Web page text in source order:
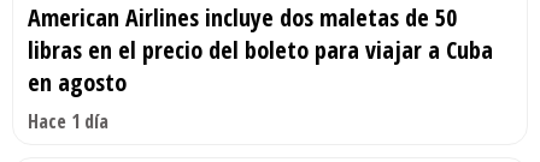
American Airlines incluye dos maletas de 50
libras en el precio del boleto para viajar a Cuba
en agosto
Hace 1 día